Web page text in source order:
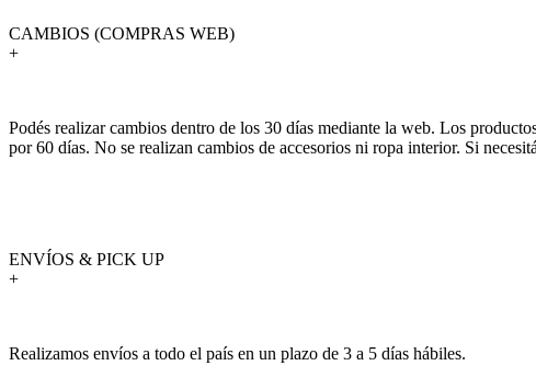
CAMBIOS (COMPRAS WEB)
+
Podés realizar cambios dentro de los 30 días mediante la web. Los
por 60 días. No se realizan cambios de accesorios ni ropa interior. Si
ENVÍOS & PICK UP
+
Realizamos envíos a todo el país en un plazo de 3 a 5 días hábiles.